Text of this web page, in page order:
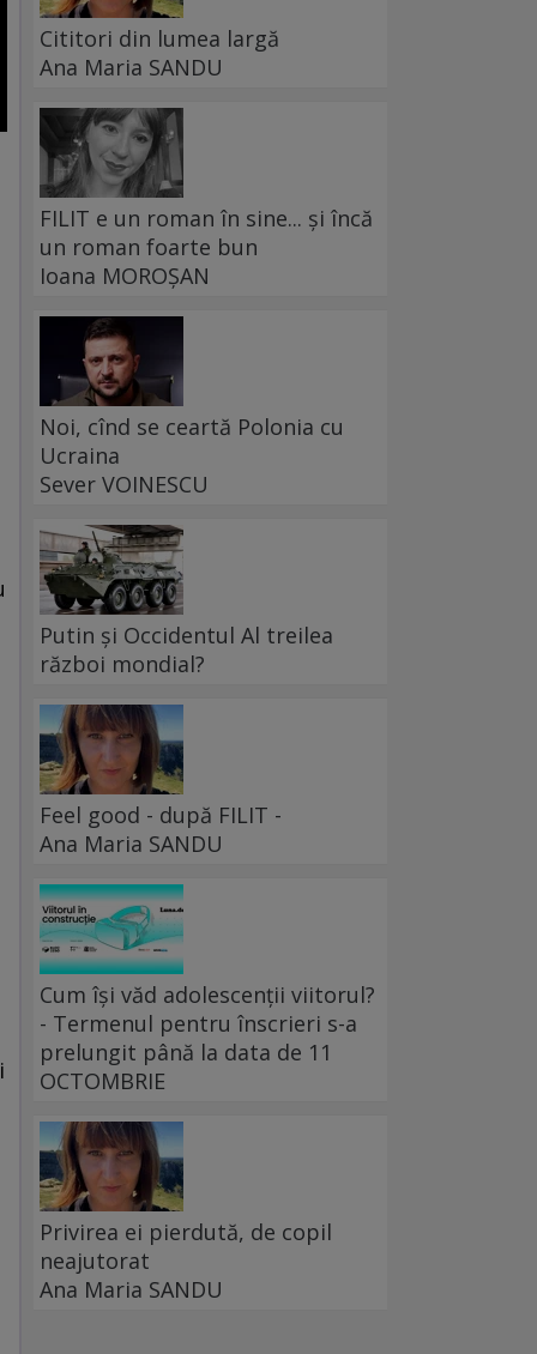
Cititori din lumea largă
Ana Maria SANDU
FILIT e un roman în sine... și încă
un roman foarte bun
Ioana MOROȘAN
Noi, cînd se ceartă Polonia cu
Ucraina
Sever VOINESCU
Putin și Occidentul Al treilea
război mondial?
Feel good - după FILIT -
Ana Maria SANDU
Cum își văd adolescenții viitorul?
- Termenul pentru înscrieri s-a
prelungit până la data de 11
OCTOMBRIE
Privirea ei pierdută, de copil
neajutorat
Ana Maria SANDU